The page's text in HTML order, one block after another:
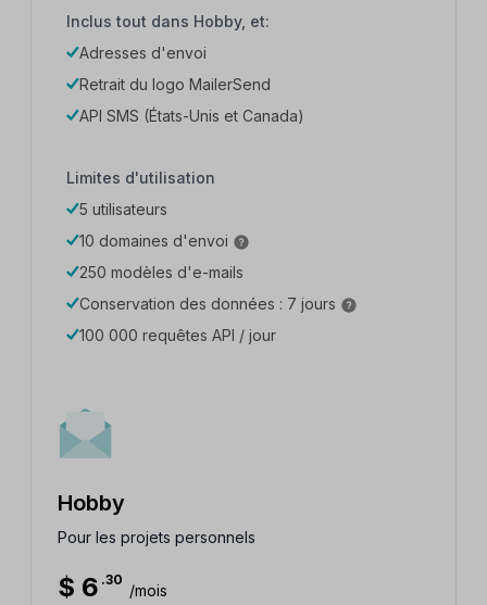
Inclus tout dans Hobby, et:
Adresses d'envoi
Retrait du logo MailerSend
API SMS (États-Unis et Canada)
Limites d'utilisation
5 utilisateurs
10 domaines d'envoi
250 modèles d'e-mails
Conservation des données : 7 jours
100 000 requêtes API / jour
Hobby
Pour les projets personnels
$ 6 .30
/mois